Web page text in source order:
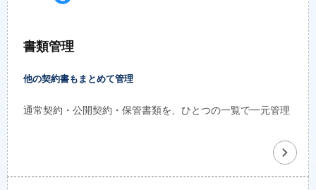
書類管理
他の契約書もまとめて管理
通常契約・公開契約・保管書類を、ひとつの一覧で一元管理